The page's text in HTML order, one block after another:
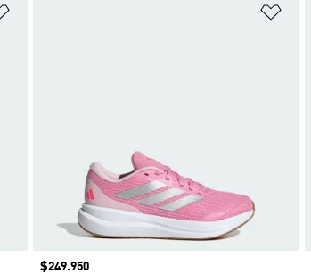
Precio
$249.950